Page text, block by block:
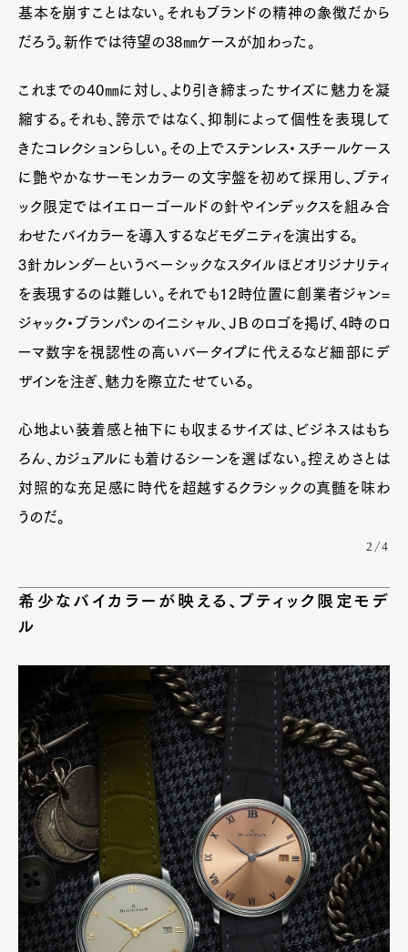
基本を崩すことはない。それもブランドの精神の象徴だから
だろう。新作では待望の38㎜ケースが加わった。
これまでの40㎜に対し、より引き締まったサイズに魅力を凝
縮する。それも、誇示ではなく、抑制によって個性を表現して
きたコレクションらしい。その上でステンレス・スチールケース
に艶やかなサーモンカラーの文字盤を初めて採用し、ブティ
ック限定ではイエローゴールドの針やインデックスを組み合
わせたバイカラーを導入するなどモダニティを演出する。
3針カレンダーというベーシックなスタイルほどオリジナリティ
を表現するのは難しい。それでも12時位置に創業者ジャン=
ジャック・ブランパンのイニシャル、ＪＢのロゴを掲げ、4時のロ
ーマ数字を視認性の高いバータイプに代えるなど細部にデ
ザインを注ぎ、魅力を際立たせている。
心地よい装着感と袖下にも収まるサイズは、ビジネスはもち
ろん、カジュアルにも着けるシーンを選ばない。控えめさとは
対照的な充足感に時代を超越するクラシックの真髄を味わ
うのだ。
2/4
希少なバイカラーが映える、ブティック限定モデ
ル